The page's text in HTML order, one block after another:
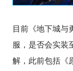
目前《地下城与
服，是否会实装
解，此前包括《